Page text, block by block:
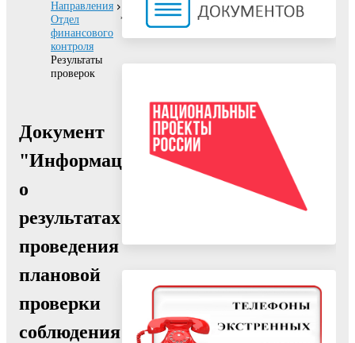
Направления
Отдел
финансового
контроля
Результаты
проверок
Документ
"Информация
о
результатах
проведения
плановой
проверки
соблюдения